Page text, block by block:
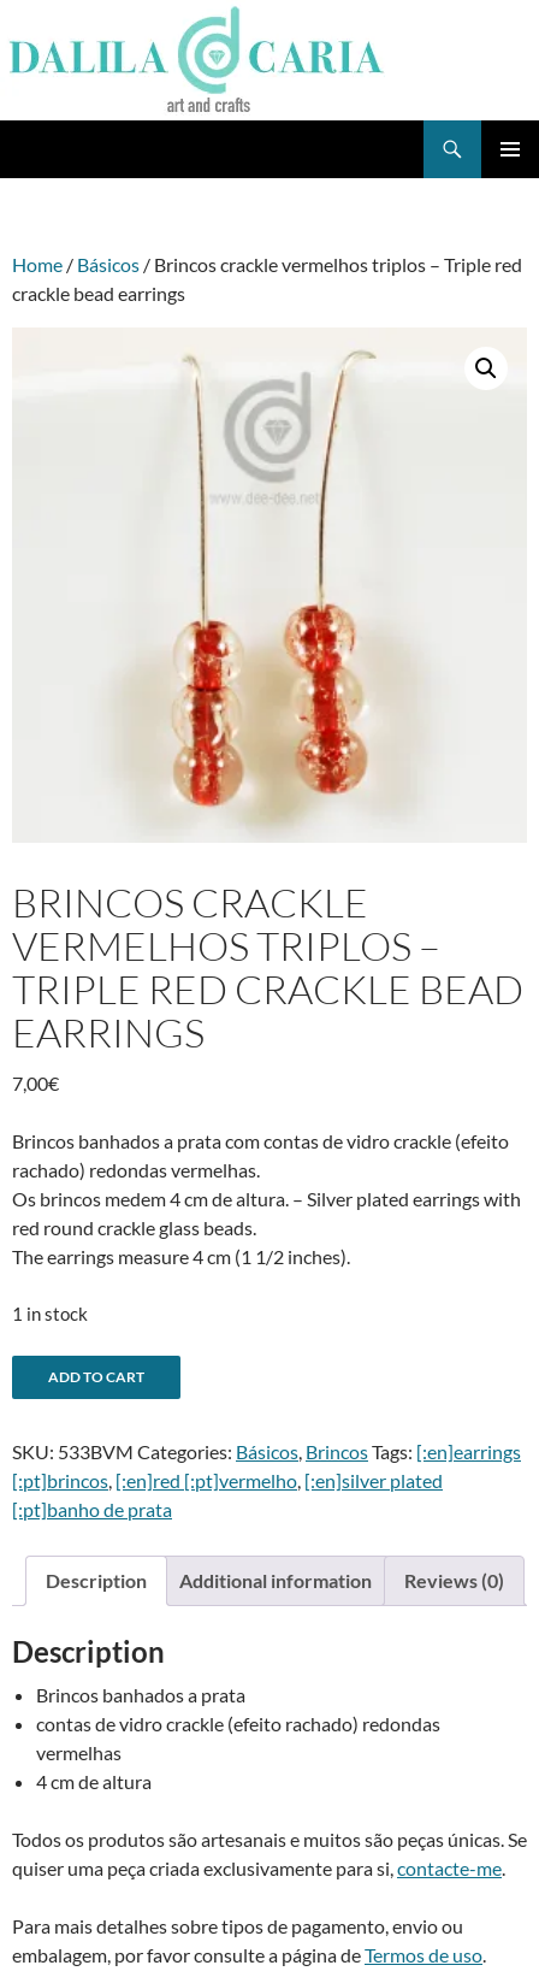
to
content
Home / Básicos / Brincos crackle vermelhos triplos – Triple red
crackle bead earrings
BRINCOS CRACKLE
VERMELHOS TRIPLOS –
TRIPLE RED CRACKLE BEAD
EARRINGS
7,00€
Brincos banhados a prata com contas de vidro crackle (efeito
rachado) redondas vermelhas.
Os brincos medem 4 cm de altura. – Silver plated earrings with
red round crackle glass beads.
The earrings measure 4 cm (1 1/2 inches).
1 in stock
Brincos
crackle
triplos
-
Triple
crackle
bead
quantity
ADD TO CART
e
r
t
i
:
SKU: 533BVM Categories: Básicos, BrincosTags: [:en]earrings
[:pt]brincos, [:en]red [:pt]vermelho, [:en]silver plated
[:pt]banho de prata
Description Additional information Reviews (0)
Description
Brincos banhados a prata
contas de vidro crackle (efeito rachado) redondas
vermelhas
4 cm de altura
Todos os produtos são artesanais e muitos são peças únicas. Se
quiser uma peça criada exclusivamente para si, contacte-me
Para mais detalhes sobre tipos de pagamento, envio ou
embalagem, por favor consulte a página deTermos de uso